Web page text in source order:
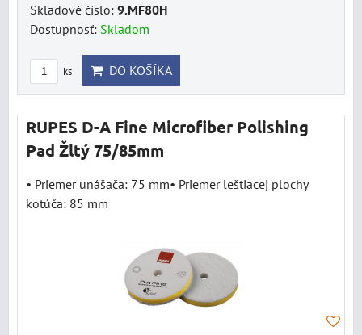
Skladové číslo: 9.MF80H
Dostupnosť: Skladom
ks DO KOŠÍKA
RUPES D-A Fine Microfiber Polishing
Pad Žltý 75/85mm
• Priemer unášača: 75 mm• Priemer leštiacej plochy
kotúča: 85 mm